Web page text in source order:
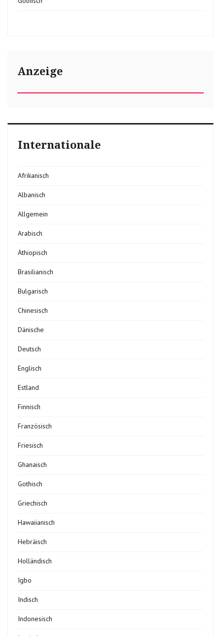
Anzeige
Internationale
Afrikanisch
Albanisch
Allgemein
Arabisch
Äthiopisch
Brasilianisch
Bulgarisch
Chinesisch
Dänische
Deutsch
Englisch
Estland
Finnisch
Französisch
Friesisch
Ghanaisch
Gothisch
Griechisch
Hawaiianisch
Hebräisch
Holländisch
Igbo
Indisch
Indonesisch